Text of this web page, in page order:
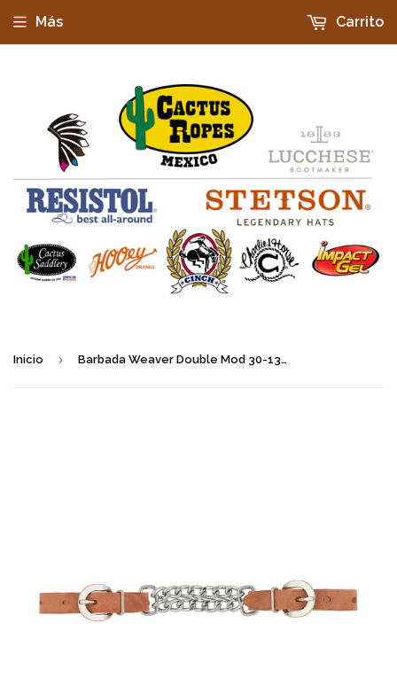
Más Carrito
Inicio › Barbada Weaver Double Mod 30-1363